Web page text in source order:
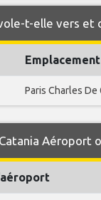
t-elle vers et
Emplacement
Paris Charles De
Aéroport